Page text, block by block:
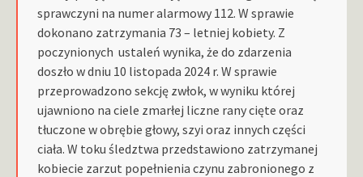
sprawczyni na numer alarmowy 112. W sprawie
dokonano zatrzymania 73 – letniej kobiety. Z
poczynionych ustaleń wynika, że do zdarzenia
doszło w dniu 10 listopada 2024 r. W sprawie
przeprowadzono sekcję zwłok, w wyniku której
ujawniono na ciele zmarłej liczne rany cięte oraz
tłuczone w obrębie głowy, szyi oraz innych części
ciała. W toku śledztwa przedstawiono zatrzymanej
kobiecie zarzut popełnienia czynu zabronionego z